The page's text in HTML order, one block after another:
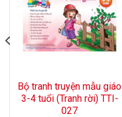
Bộ tranh truyện mẫu giáo
3-4 tuổi (Tranh rời) TTI-
027